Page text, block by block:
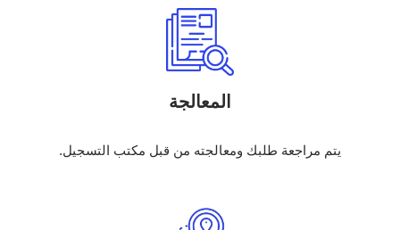
المعالجة
يتم مراجعة طلبك ومعالجته من قبل مكتب التسجيل.